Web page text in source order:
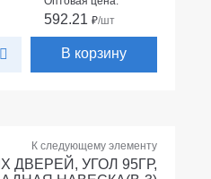
592.21₽/шт
В корзину
К следующему элементу
ДВЕРЕЙ, УГОЛ 95ГР,